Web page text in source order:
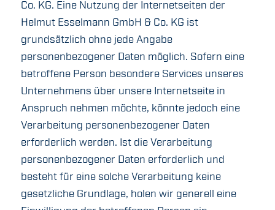
Co. KG. Eine Nutzung der Internetseiten der
Helmut Esselmann GmbH & Co. KG ist
grundsätzlich ohne jede Angabe
personenbezogener Daten möglich. Sofern eine
betroffene Person besondere Services unseres
Unternehmens über unsere Internetseite in
Anspruch nehmen möchte, könnte jedoch eine
Verarbeitung personenbezogener Daten
erforderlich werden. Ist die Verarbeitung
personenbezogener Daten erforderlich und
besteht für eine solche Verarbeitung keine
gesetzliche Grundlage, holen wir generell eine